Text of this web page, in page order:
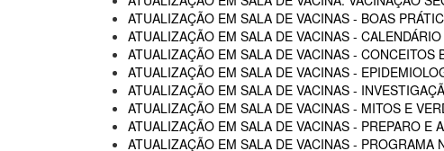
ATUALIZAÇÃO EM SALA DE VACINAS - BOAS
ATUALIZAÇÃO EM SALA DE VACINAS -
ATUALIZAÇÃO EM SALA DE VACINAS -
ATUALIZAÇÃO EM SALA DE VACINAS -
ATUALIZAÇÃO EM SALA DE VACINAS -
ATUALIZAÇÃO EM SALA DE VACINAS - MITOS E
ATUALIZAÇÃO EM SALA DE VACINAS - PREPARO
ATUALIZAÇÃO EM SALA DE VACINAS -